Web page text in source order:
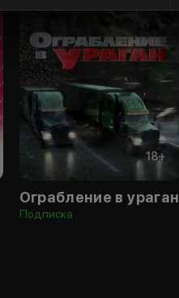
18+
Ограбление в ураган
Подписка